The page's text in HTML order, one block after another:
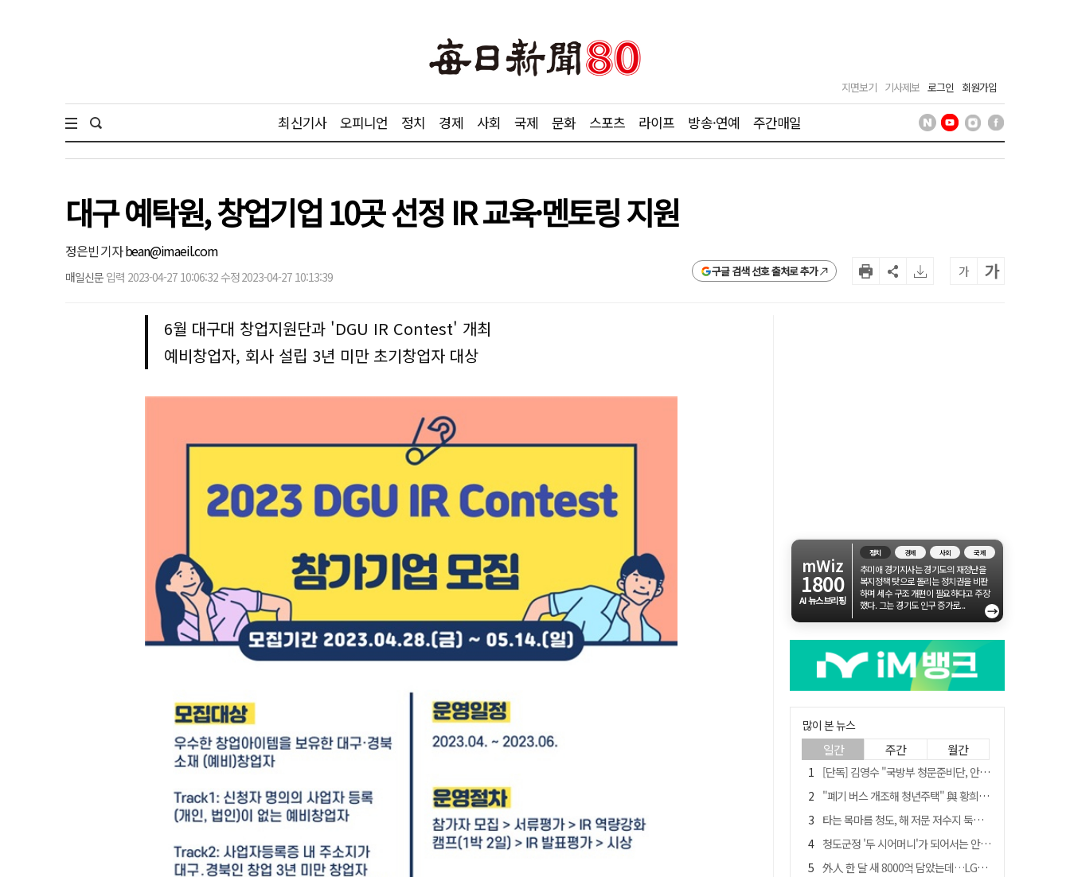
지면보기 기사제보 로그인 회원가입
최신기사 오피니언 정치 경제 사회 국제 문화 스포츠 라이프 방송·연예 주간매일
대구 예탁원, 창업기업 10곳 선정 IR 교육·멘토링 지원
정은빈 기자bean@imaeil.com
매일신문 입력 2023-04-27 10:06:32 수정 2023-04-27 10:13:39 구글 검색 선호 출처로 추가 가 가
6월 대구대 창업지원단과 'DGU IR Contest' 개최
예비창업자, 회사 설립 3년 미만 초기창업자 대상
mWiz
1800
AI 뉴스브리핑
정치 경제 사회 국제
추미애 경기지사는 경기도의 재정난을
복지정책 탓으로 돌리는 정치권을 비판
하며 세수 구조 개편이 필요하다고 주장
했다. 그는 경기도 인구 증가로...
→
많이 본 뉴스
일간 주간 월간
[단독] 김영수 "국방부 청문준비단, 안규백 탈영 알고있었다"
"폐기 버스 개조해 청년주택" 與 황희…'딸 학비는 年 4200만원'
타는 목마름 청도, 해 저문 저수지 둑에 군수가 서 있었다
청도군정 '두 시어머니'가 되어서는 안된다
外人 한 달 새 8000억 담았는데…LG이노텍 목표주가는 왜 엇갈릴까